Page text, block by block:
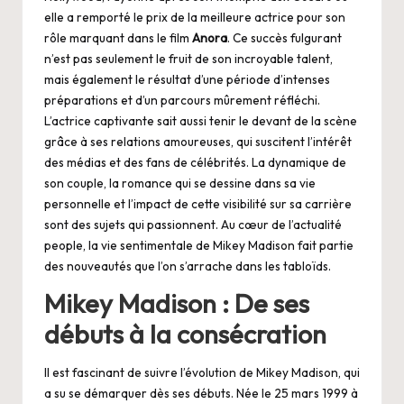
elle a remporté le prix de la meilleure actrice pour son
rôle marquant dans le film Anora. Ce succès fulgurant
n’est pas seulement le fruit de son incroyable talent,
mais également le résultat d’une période d’intenses
préparations et d’un parcours mûrement réfléchi.
L’actrice captivante sait aussi tenir le devant de la scène
grâce à ses relations amoureuses, qui suscitent l’intérêt
des médias et des fans de célébrités. La dynamique de
son couple, la romance qui se dessine dans sa vie
personnelle et l’impact de cette visibilité sur sa carrière
sont des sujets qui passionnent. Au cœur de l’actualité
people, la vie sentimentale de Mikey Madison fait partie
des nouveautés que l’on s’arrache dans les tabloïds.
Mikey Madison : De ses
débuts à la consécration
Il est fascinant de suivre l’évolution de Mikey Madison, qui
a su se démarquer dès ses débuts. Née le 25 mars 1999 à